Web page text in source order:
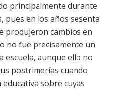
principalmente durante
pues en los años sesenta
produjeron cambios en
no fue precisamente un
escuela, aunque ello no
postrimerías cuando
sobre cuyas